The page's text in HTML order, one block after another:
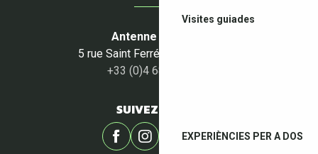
Visites guiades
EXPERIÈNCIES PER A DOS
Antenne du Céret
5 rue Saint Ferréol - 66400 Céret
+33 (0)4 68 87 00 53
SUIVEZ-NOUS !